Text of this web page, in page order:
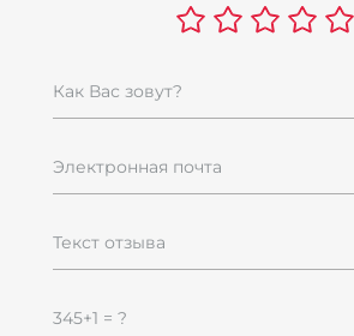
Как Вас зовут?
Электронная почта
Текст отзыва
345+1 = ?